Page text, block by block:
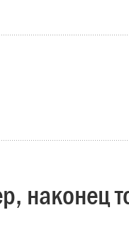
наконец